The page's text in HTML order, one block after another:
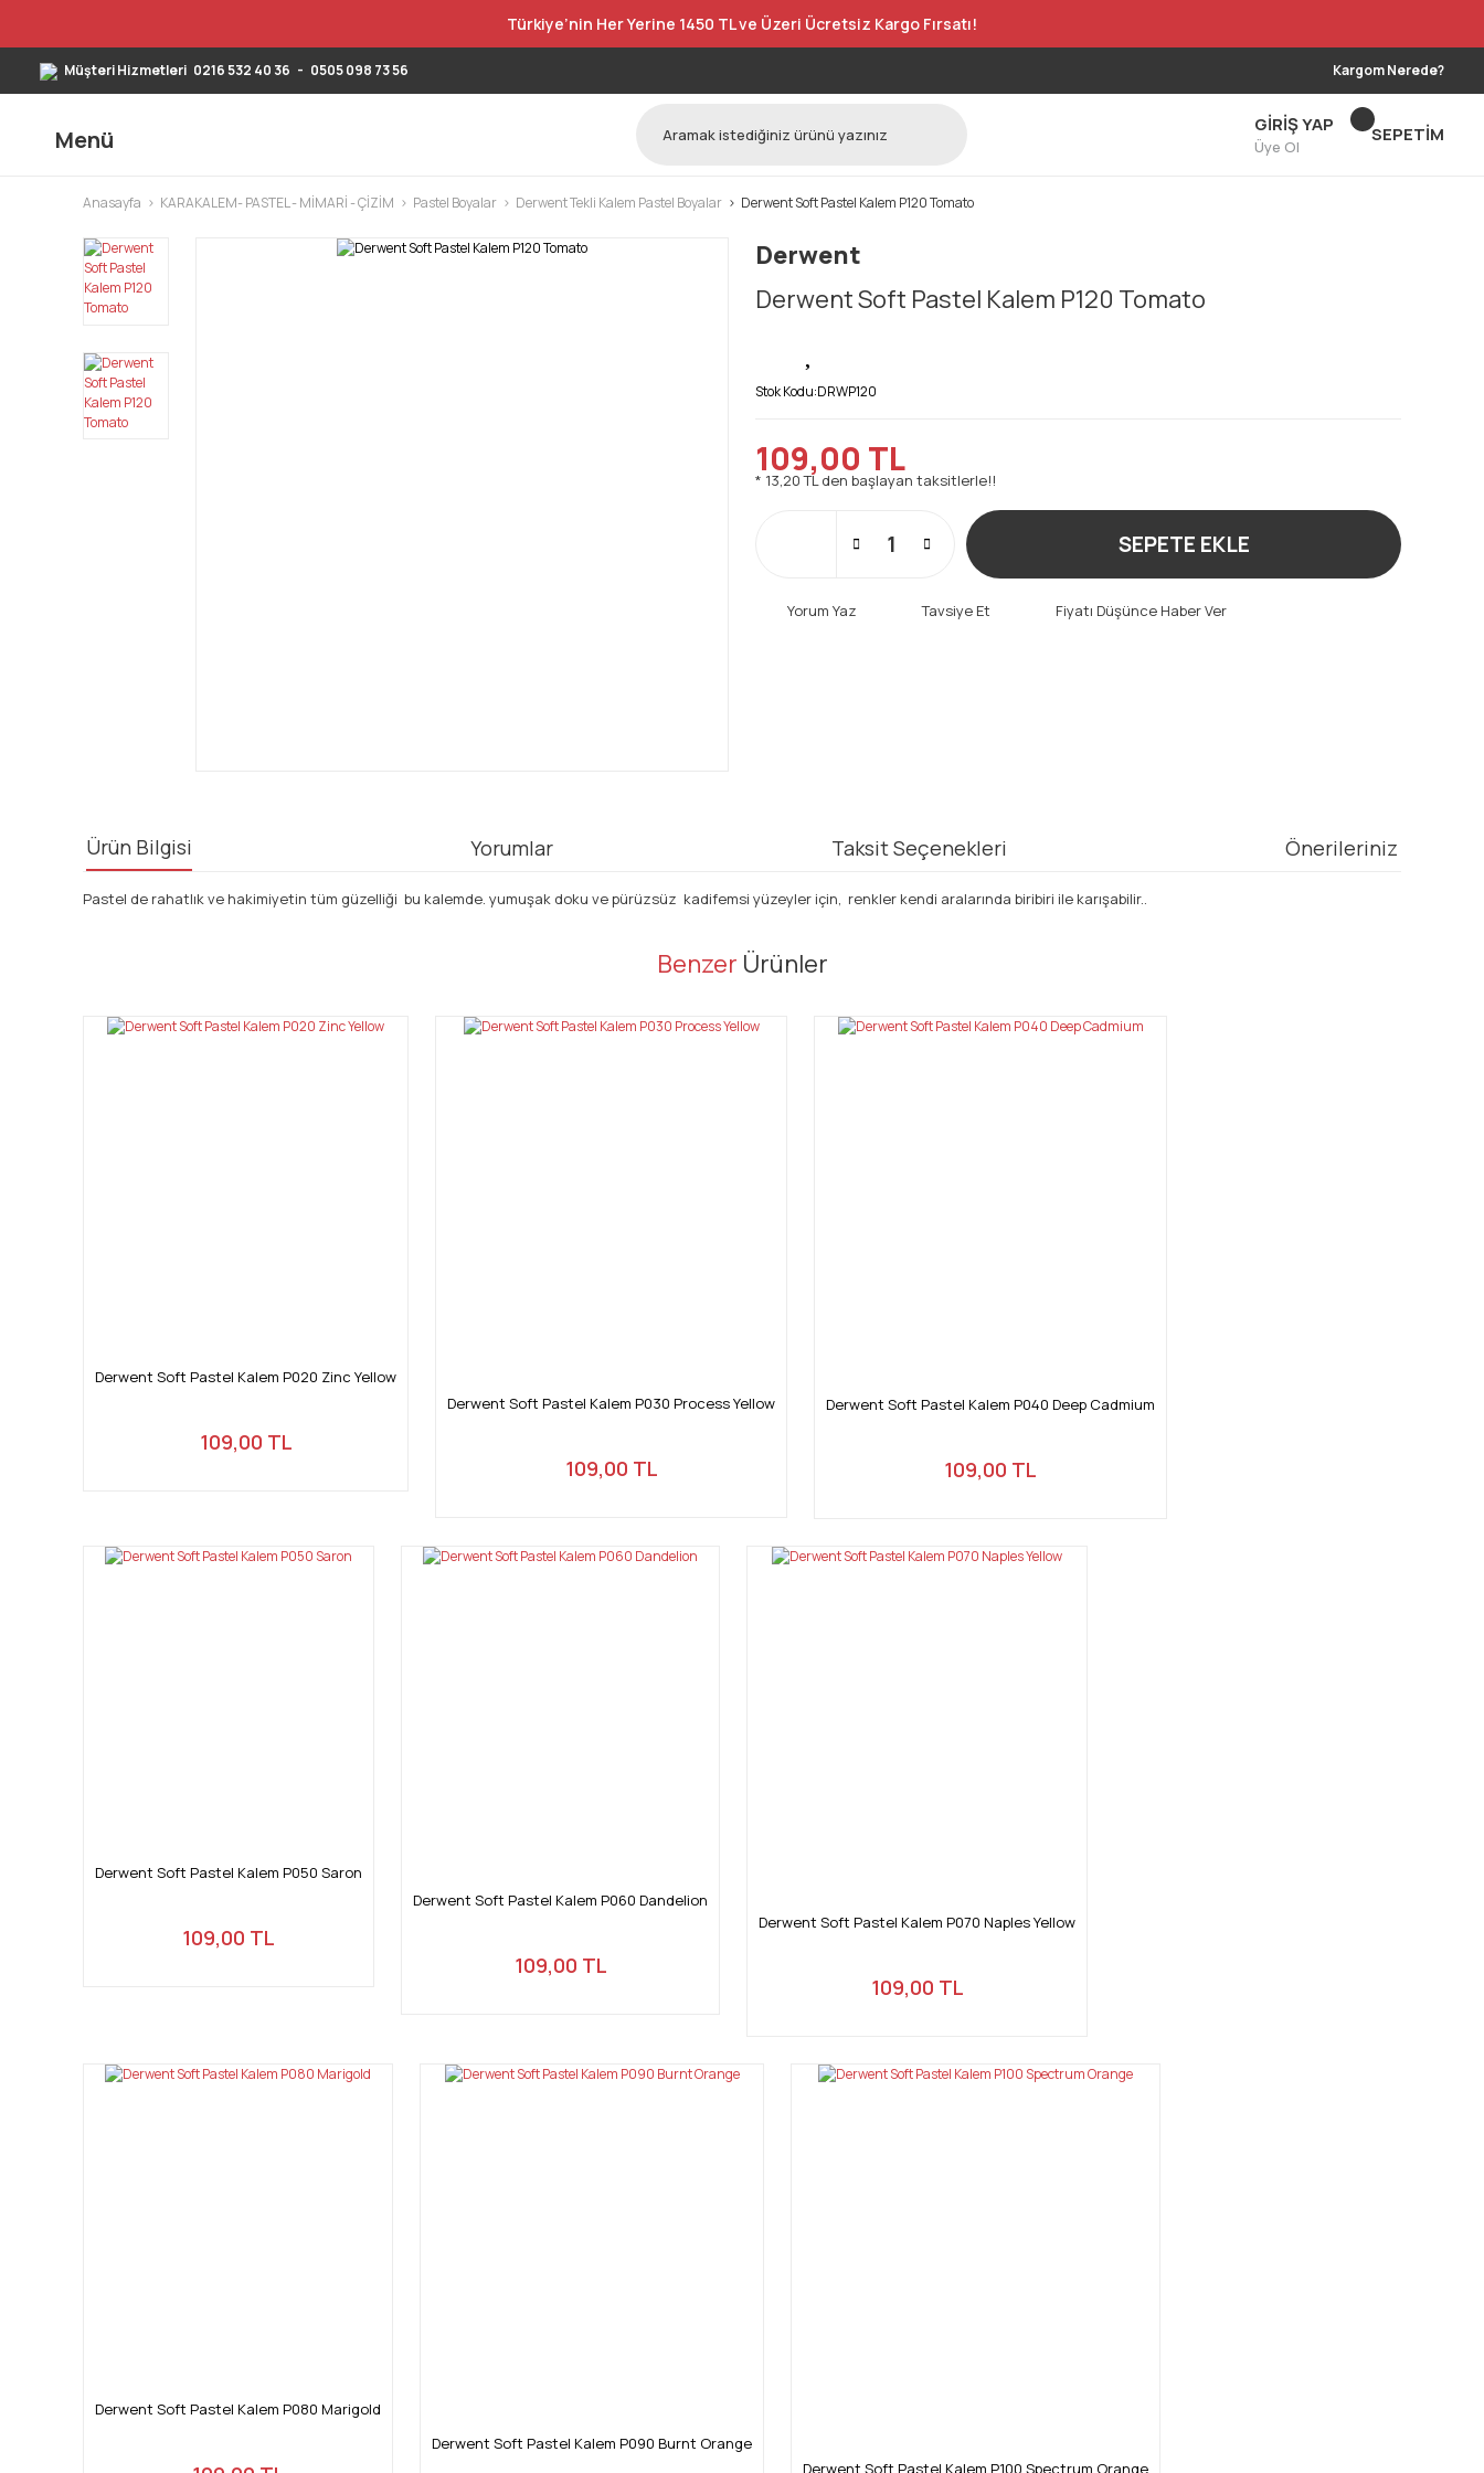
Türkiye’nin Her Yerine 1450 TL ve Üzeri Ücretsiz Kargo Fırsatı!
Müşteri Hizmetleri 0216 532 40 36 - 0505 098 73 56 Kargom Nerede?
Menü
GİRİŞ YAP
Üye Ol
SEPETİM
Anasayfa KARAKALEM- PASTEL - MİMARİ - ÇİZİM Pastel Boyalar Derwent Tekli Kalem Pastel Boyalar Derwent Soft Pastel Kalem P120 Tomato
Derwent
Derwent Soft Pastel Kalem P120 Tomato
Stok Kodu:DRWP120
109,00 TL
* 13,20 TL den başlayan taksitlerle!!
SEPETE EKLE
Yorum Yaz Tavsiye Et Fiyatı Düşünce Haber Ver
Ürün Bilgisi Yorumlar Taksit Seçenekleri Önerileriniz
Pastel de rahatlık ve hakimiyetin tüm güzelliği bu kalemde. yumuşak doku ve pürüzsüz kadifemsi yüzeyler için, renkler kendi aralarında biribiri ile karışabilir..
Bu ürünün fiyat bilgisi, resim, ürün açıklamalarında ve diğer konularda yetersiz gördüğünüz noktaları öneri formunu kullanarak tarafımıza iletebilirsiniz.
Ürün resmi kalitesiz, bozuk veya görüntülenemiyor.
Benzer Ürünler
Derwent Soft Pastel Kalem P020 Zinc Yellow
109,00 TL
Derwent Soft Pastel Kalem P030 Process Yellow
109,00 TL
Derwent Soft Pastel Kalem P040 Deep Cadmium
109,00 TL
Derwent Soft Pastel Kalem P050 Saron
109,00 TL
Derwent Soft Pastel Kalem P060 Dandelion
109,00 TL
Derwent Soft Pastel Kalem P070 Naples Yellow
109,00 TL
Derwent Soft Pastel Kalem P080 Marigold
Derwent Soft Pastel Kalem P090 Burnt Orange
Derwent Soft Pastel Kalem P100 Spectrum Orange